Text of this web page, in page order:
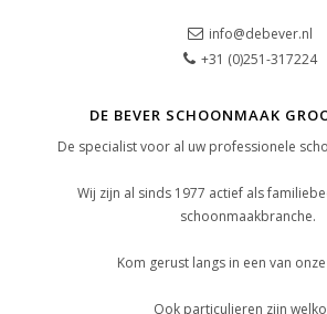
info@debever.nl
+31 (0)251-317224
DE BEVER SCHOONMAAK
De specialist voor al uw professionele
Wij zijn al sinds 1977 actief als
schoonmaakbranche.
Kom gerust langs in een van
Ook particulieren zijn